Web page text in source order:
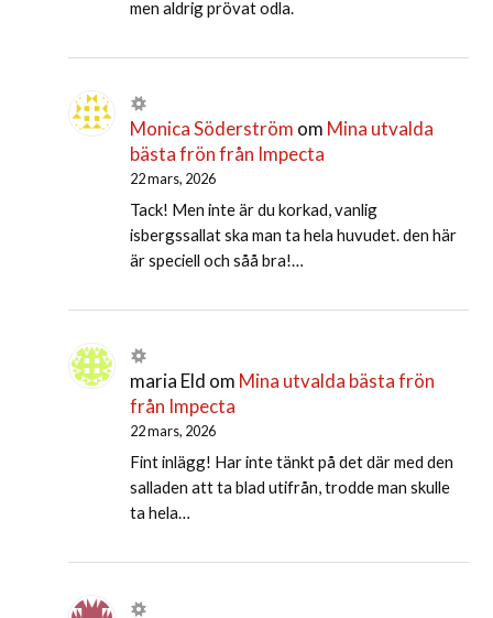
men aldrig prövat odla.
Monica Söderström om Mina utvalda
bästa frön från Impecta
22 mars, 2026
Tack! Men inte är du korkad, vanlig
isbergssallat ska man ta hela huvudet. den här
är speciell och såå bra!…
maria Eld om Mina utvalda bästa frön
från Impecta
22 mars, 2026
Fint inlägg! Har inte tänkt på det där med den
salladen att ta blad utifrån, trodde man skulle
ta hela…